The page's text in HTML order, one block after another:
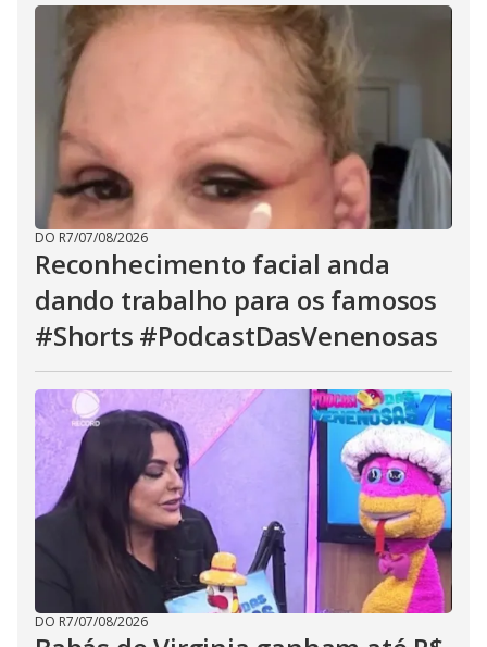
DO R7/07/08/2026
Reconhecimento facial anda
dando trabalho para os famosos
#Shorts #PodcastDasVenenosas
DO R7/07/08/2026